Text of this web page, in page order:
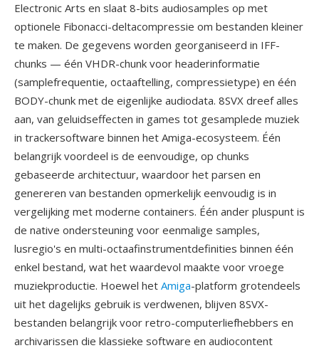
Electronic Arts en slaat 8-bits audiosamples op met
optionele Fibonacci-deltacompressie om bestanden kleiner
te maken. De gegevens worden georganiseerd in IFF-
chunks — één VHDR-chunk voor headerinformatie
(samplefrequentie, octaaftelling, compressietype) en één
BODY-chunk met de eigenlijke audiodata. 8SVX dreef alles
aan, van geluidseffecten in games tot gesamplede muziek
in trackersoftware binnen het Amiga-ecosysteem. Één
belangrijk voordeel is de eenvoudige, op chunks
gebaseerde architectuur, waardoor het parsen en
genereren van bestanden opmerkelijk eenvoudig is in
vergelijking met moderne containers. Één ander pluspunt is
de native ondersteuning voor eenmalige samples,
lusregio's en multi-octaafinstrumentdefinities binnen één
enkel bestand, wat het waardevol maakte voor vroege
muziekproductie. Hoewel het Amiga-platform grotendeels
uit het dagelijks gebruik is verdwenen, blijven 8SVX-
bestanden belangrijk voor retro-computerliefhebbers en
archivarissen die klassieke software en audiocontent